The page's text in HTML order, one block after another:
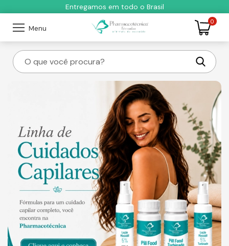
Entregamos em todo o Brasil
Menu
0